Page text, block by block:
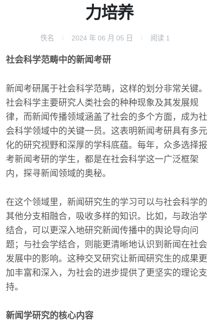
力培养
佚名 2024 年 06 月 05 日 阅读 1
社会科学范畴中的新闻考研
新闻考研属于社会科学范畴，这样的划分非常关键。
社会科学主要研究人类社会的种种现象及其发展规
律，而新闻传播领域涵盖了社会的多个方面，成为社
会科学领域中的关键一员。这表明新闻考研具有多元
化的研究视野和深厚的学科底蕴。每年，众多选择报
考新闻考研的学生，都是在社会科学这一广泛框架
内，探寻新闻领域的奥秘。
在这个领域里，新闻研究生的学习可以与社会科学的
其他分支相融合，吸收多样的知识。比如，与政治学
结合，可以更深入地研究新闻传播中的舆论导向问
题；与社会学结合，则能更清晰地认识到新闻在社会
发展中的影响。这种交叉研究让新闻研究生的成果更
加丰富和深入，为社会的进步提供了更坚实的理论支
持。
新闻学研究的核心内容